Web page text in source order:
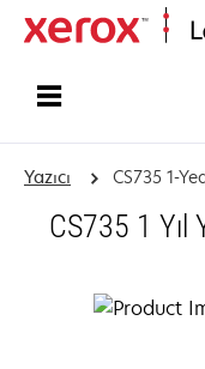
Yazıcı CS735 1-
CS735 1 Yıl